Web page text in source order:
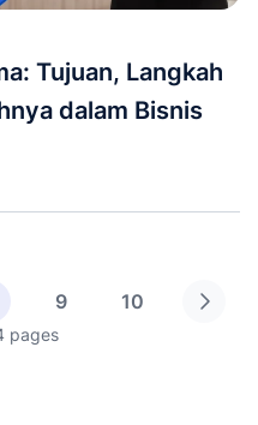
Tujuan, Langkah
dalam Bisnis
9
10
halaman
pages